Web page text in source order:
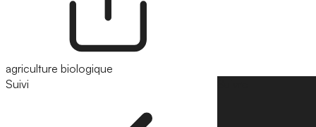
agriculture biologique
Suivi